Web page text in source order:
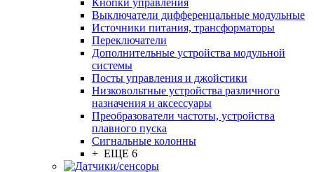
Кнопки управления
Выключатели дифференцальные модульные
Источники питания, трансформаторы
Переключатели
Дополнительные устройства модульной
системы
Посты управления и джойстики
Низковольтные устройства различного
назначения и аксессуары
Преобразователи частоты, устройства
плавного пуска
Сигнальные колонны
+ ЕЩЕ 6